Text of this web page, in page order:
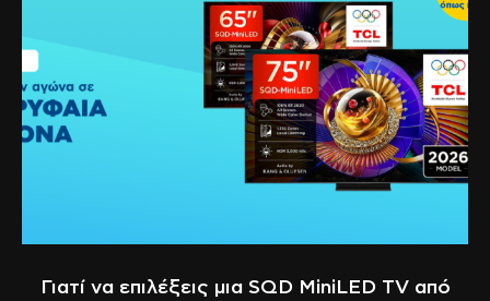
Γιατί να επιλέξεις μια SQD MiniLED TV από